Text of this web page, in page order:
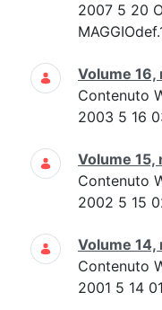
2007 5 20
Volume 16,
Contenuto
2003 5 16
Volume 15,
Contenuto
2002 5 15
Volume 14,
Contenuto
2001 5 14